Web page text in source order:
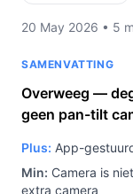
20 May 2026 • 5
SAMENVATTING
Overweeg —
geen pan-tilt
Plus: App-
Min: Camera is
extra camera